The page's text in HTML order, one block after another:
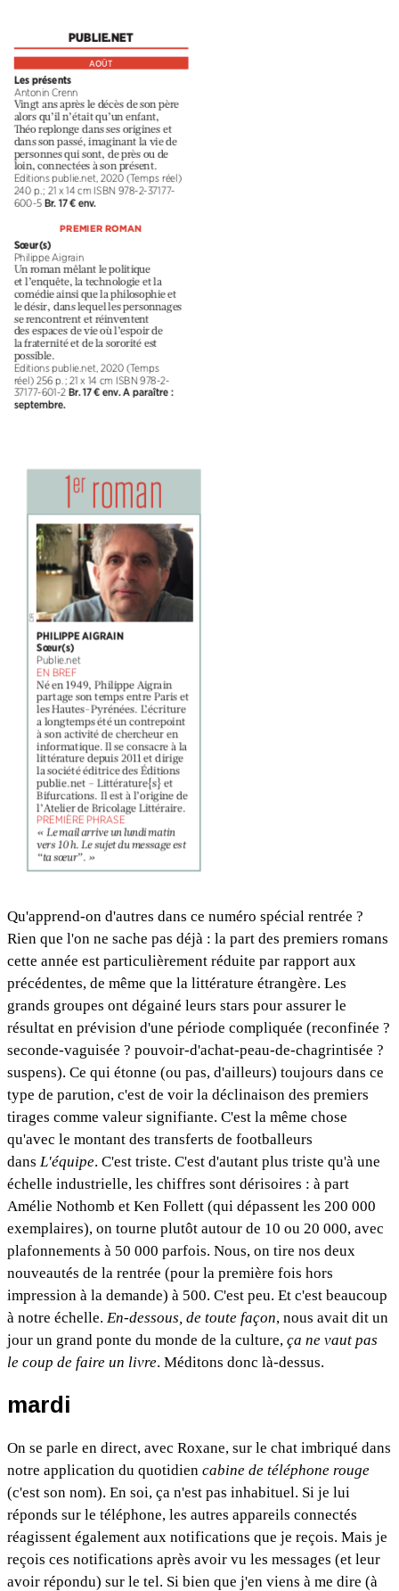
Qu'apprend-on d'autres dans ce numéro spécial rentrée ?
Rien que l'on ne sache pas déjà : la part des premiers romans
cette année est particulièrement réduite par rapport aux
précédentes, de même que la littérature étrangère. Les
grands groupes ont dégainé leurs stars pour assurer le
résultat en prévision d'une période compliquée (reconfinée ?
seconde-vaguisée ? pouvoir-d'achat-peau-de-chagrintisée ?
suspens). Ce qui étonne (ou pas, d'ailleurs) toujours dans ce
type de parution, c'est de voir la déclinaison des premiers
tirages comme valeur signifiante. C'est la même chose
qu'avec le montant des transferts de footballeurs
dans L'équipe. C'est triste. C'est d'autant plus triste qu'à une
échelle industrielle, les chiffres sont dérisoires : à part
Amélie Nothomb et Ken Follett (qui dépassent les 200 000
exemplaires), on tourne plutôt autour de 10 ou 20 000, avec
plafonnements à 50 000 parfois. Nous, on tire nos deux
nouveautés de la rentrée (pour la première fois hors
impression à la demande) à 500. C'est peu. Et c'est beaucoup
à notre échelle. En-dessous, de toute façon, nous avait dit un
jour un grand ponte du monde de la culture, ça ne vaut pas
le coup de faire un livre. Méditons donc là-dessus.
mardi
On se parle en direct, avec Roxane, sur le chat imbriqué dans
notre application du quotidien cabine de téléphone rouge
(c'est son nom). En soi, ça n'est pas inhabituel. Si je lui
réponds sur le téléphone, les autres appareils connectés
réagissent également aux notifications que je reçois. Mais je
reçois ces notifications après avoir vu les messages (et leur
avoir répondu) sur le tel. Si bien que j'en viens à me dire (à